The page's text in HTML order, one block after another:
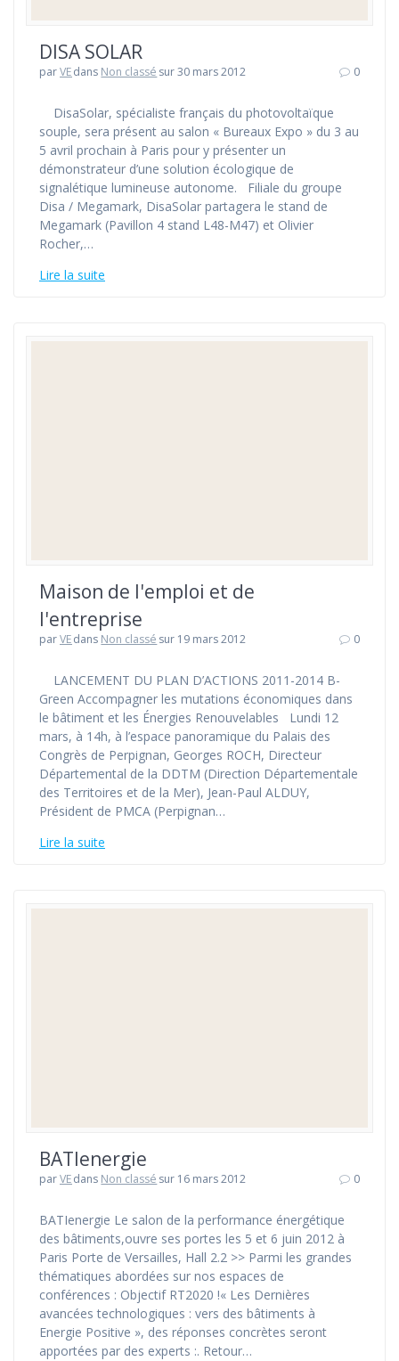
DISA SOLAR
parVEdans Non classé sur 30 mars 2012 0
DisaSolar, spécialiste français du photovoltaïque
souple, sera présent au salon « Bureaux Expo » du 3 au
5 avril prochain à Paris pour y présenter un
démonstrateur d’une solution écologique de
signalétique lumineuse autonome. Filiale du groupe
Disa / Megamark, DisaSolar partagera le stand de
Megamark (Pavillon 4 stand L48-M47) et Olivier
Rocher,…
Lire la suite
Maison de l'emploi et de
l'entreprise
parVEdans Non classé sur 19 mars 2012 0
LANCEMENT DU PLAN D’ACTIONS 2011-2014 B-
Green Accompagner les mutations économiques dans
le bâtiment et les Énergies Renouvelables Lundi 12
mars, à 14h, à l’espace panoramique du Palais des
Congrès de Perpignan, Georges ROCH, Directeur
Départemental de la DDTM (Direction Départementale
des Territoires et de la Mer), Jean-Paul ALDUY,
Président de PMCA (Perpignan…
Lire la suite
BATIenergie
parVEdans Non classé sur 16 mars 2012 0
BATIenergie Le salon de la performance énergétique
des bâtiments,ouvre ses portes les 5 et 6 juin 2012 à
Paris Porte de Versailles, Hall 2.2 >> Parmi les grandes
thématiques abordées sur nos espaces de
conférences : Objectif RT2020 !« Les Dernières
avancées technologiques : vers des bâtiments à
Energie Positive », des réponses concrètes seront
apportées par des experts :. Retour…